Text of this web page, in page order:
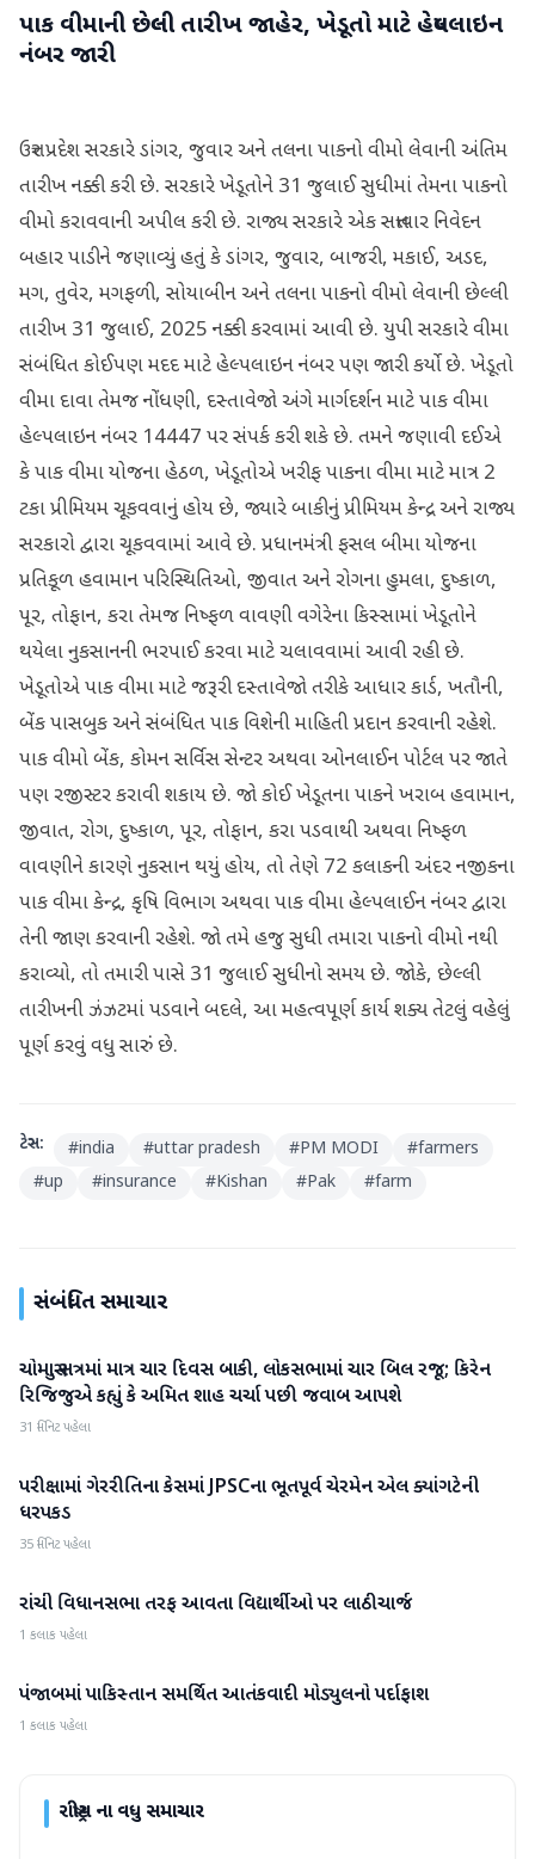
પાક વીમાની છેલ્લી તારીખ જાહેર, ખેડૂતો માટે હેલ્પલાઇન
નંબર જારી
ઉત્તર પ્રદેશ સરકારે ડાંગર, જુવાર અને તલના પાકનો વીમો લેવાની અંતિમ
તારીખ નક્કી કરી છે. સરકારે ખેડૂતોને 31 જુલાઈ સુધીમાં તેમના પાકનો
વીમો કરાવવાની અપીલ કરી છે. રાજ્ય સરકારે એક સત્તાવાર નિવેદન
બહાર પાડીને જણાવ્યું હતું કે ડાંગર, જુવાર, બાજરી, મકાઈ, અડદ,
મગ, તુવેર, મગફળી, સોયાબીન અને તલના પાકનો વીમો લેવાની છેલ્લી
તારીખ 31 જુલાઈ, 2025 નક્કી કરવામાં આવી છે. યુપી સરકારે વીમા
સંબંધિત કોઈપણ મદદ માટે હેલ્પલાઇન નંબર પણ જારી કર્યો છે. ખેડૂતો
વીમા દાવા તેમજ નોંધણી, દસ્તાવેજો અંગે માર્ગદર્શન માટે પાક વીમા
હેલ્પલાઇન નંબર 14447 પર સંપર્ક કરી શકે છે. તમને જણાવી દઈએ
કે પાક વીમા યોજના હેઠળ, ખેડૂતોએ ખરીફ પાકના વીમા માટે માત્ર 2
ટકા પ્રીમિયમ ચૂકવવાનું હોય છે, જ્યારે બાકીનું પ્રીમિયમ કેન્દ્ર અને રાજ્ય
સરકારો દ્વારા ચૂકવવામાં આવે છે. પ્રધાનમંત્રી ફસલ બીમા યોજના
પ્રતિકૂળ હવામાન પરિસ્થિતિઓ, જીવાત અને રોગના હુમલા, દુષ્કાળ,
પૂર, તોફાન, કરા તેમજ નિષ્ફળ વાવણી વગેરેના કિસ્સામાં ખેડૂતોને
થયેલા નુકસાનની ભરપાઈ કરવા માટે ચલાવવામાં આવી રહી છે.
ખેડૂતોએ પાક વીમા માટે જરૂરી દસ્તાવેજો તરીકે આધાર કાર્ડ, ખતૌની,
બેંક પાસબુક અને સંબંધિત પાક વિશેની માહિતી પ્રદાન કરવાની રહેશે.
પાક વીમો બેંક, કોમન સર્વિસ સેન્ટર અથવા ઓનલાઈન પોર્ટલ પર જાતે
પણ રજીસ્ટર કરાવી શકાય છે. જો કોઈ ખેડૂતના પાકને ખરાબ હવામાન,
જીવાત, રોગ, દુષ્કાળ, પૂર, તોફાન, કરા પડવાથી અથવા નિષ્ફળ
વાવણીને કારણે નુકસાન થયું હોય, તો તેણે 72 કલાકની અંદર નજીકના
પાક વીમા કેન્દ્ર, કૃષિ વિભાગ અથવા પાક વીમા હેલ્પલાઈન નંબર દ્વારા
તેની જાણ કરવાની રહેશે. જો તમે હજુ સુધી તમારા પાકનો વીમો નથી
કરાવ્યો, તો તમારી પાસે 31 જુલાઈ સુધીનો સમય છે. જોકે, છેલ્લી
તારીખની ઝંઝટમાં પડવાને બદલે, આ મહત્વપૂર્ણ કાર્ય શક્ય તેટલું વહેલું
પૂર્ણ કરવું વધુ સારું છે.
ટેગ્સ: #india #uttar pradesh #PM MODI #farmers
#up #insurance #Kishan #Pak #farm
સંબંધિત સમાચાર
રાષ્ટ્રીય
ચોમાસુ સત્રમાં માત્ર ચાર દિવસ બાકી, લોકસભામાં ચાર બિલ રજૂ; કિરેન
રિજિજુએ કહ્યું કે અમિત શાહ ચર્ચા પછી જવાબ આપશે
31 મિનિટ પહેલા
રાષ્ટ્રીય
પરીક્ષામાં ગેરરીતિના કેસમાં JPSCના ભૂતપૂર્વ ચેરમેન એલ ક્યાંગટેની
ધરપકડ
35 મિનિટ પહેલા
રાષ્ટ્રીય
રાંચી વિધાનસભા તરફ આવતા વિદ્યાર્થીઓ પર લાઠીચાર્જ
1 કલાક પહેલા
રાષ્ટ્રીય
પંજાબમાં પાકિસ્તાન સમર્થિત આતંકવાદી મોડ્યુલનો પર્દાફાશ
1 કલાક પહેલા
રાષ્ટ્રીયના વધુ સમાચાર